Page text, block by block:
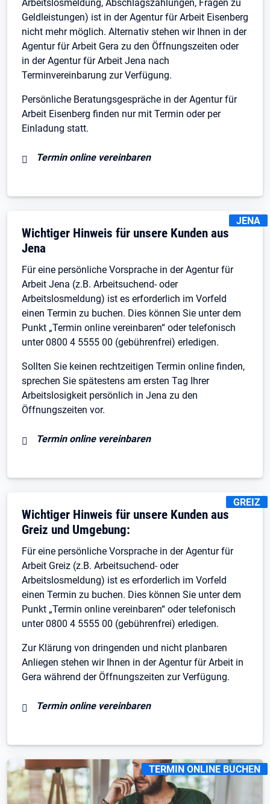
Arbeitslosmeldung, Abschlagszahlungen, Fragen zu
Geldleistungen) ist in der Agentur für Arbeit Eisenberg
nicht mehr möglich. Alternativ stehen wir Ihnen in der
Agentur für Arbeit Gera zu den Öffnungszeiten oder
in der Agentur für Arbeit Jena nach
Terminvereinbarung zur Verfügung.
Persönliche Beratungsgespräche in der Agentur für
Arbeit Eisenberg finden nur mit Termin oder per
Einladung statt.
Termin online vereinbaren
JENA
Wichtiger Hinweis für unsere Kunden aus
Jena
Für eine persönliche Vorsprache in der Agentur für
Arbeit Jena (z.B. Arbeitsuchend- oder
Arbeitslosmeldung) ist es erforderlich im Vorfeld
einen Termin zu buchen. Dies können Sie unter dem
Punkt „Termin online vereinbaren“ oder telefonisch
unter 0800 4 5555 00 (gebührenfrei) erledigen.
Sollten Sie keinen rechtzeitigen Termin online finden,
sprechen Sie spätestens am ersten Tag Ihrer
Arbeitslosigkeit persönlich in Jena zu den
Öffnungszeiten vor.
Termin online vereinbaren
GREIZ
Wichtiger Hinweis für unsere Kunden aus
Greiz und Umgebung:
Für eine persönliche Vorsprache in der Agentur für
Arbeit Greiz (z.B. Arbeitsuchend- oder
Arbeitslosmeldung) ist es erforderlich im Vorfeld
einen Termin zu buchen. Dies können Sie unter dem
Punkt „Termin online vereinbaren“ oder telefonisch
unter 0800 4 5555 00 (gebührenfrei) erledigen.
Zur Klärung von dringenden und nicht planbaren
Anliegen stehen wir Ihnen in der Agentur für Arbeit in
Gera während der Öffnungszeiten zur Verfügung.
Termin online vereinbaren
KENNZEICHNUNGEN:
TERMIN ONLINE BUCHEN